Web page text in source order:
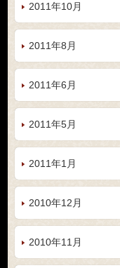
2011年10月
2011年8月
2011年6月
2011年5月
2011年1月
2010年12月
2010年11月